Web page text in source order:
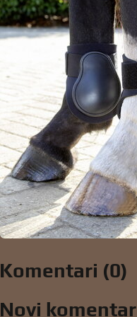
Komentari (0)
Novi komentar